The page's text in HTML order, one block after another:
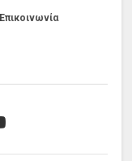
Επικοινωνία